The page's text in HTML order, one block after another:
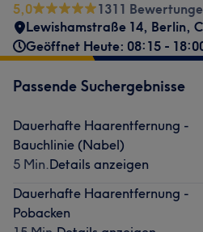
5,0
1311
Lewishamstraße 14, Berlin,
Geöffnet Heute: 08:15 -
Passende Suchergebnisse
Dauerhafte Haarentfernung -
Bauchlinie (Nabel)
5 Min.Details anzeigen
Dauerhafte Haarentfernung -
Pobacken